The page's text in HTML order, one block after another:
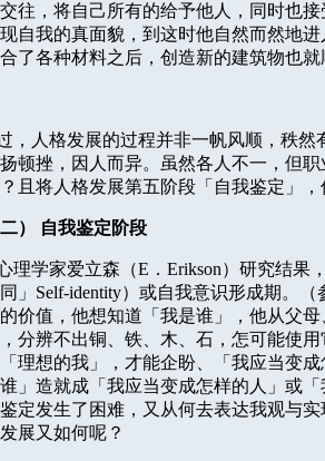
往，将自己所有的给予他人，同时也
自我的真面貌，到这时他自然而然地
了各种材料之后，创造新的建筑物也
，人格发展的过程并非一帆风顺，秩
顿挫，因人而异。虽然各人不一，但
且将人格发展第五阶段「自我鉴定」
二） 自我鉴定阶段
理学家爱立森（E ． Erikson）研究结果
」 Self-identity）或自我意识形成期。
价值，他想知道「我是谁」，他从父
分辨不出铜、铁、木、石，怎可能使
理想的我」，才能企盼、「我应当变
谁」造就成「我应当变成怎样的人」或
定发生了困难，又从何去表达我观与
展又如何呢？